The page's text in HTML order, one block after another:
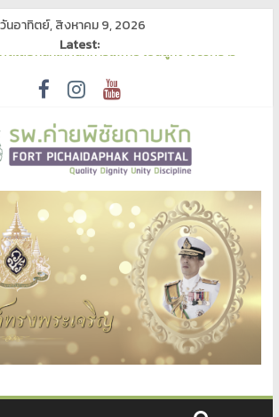
วันอาทิตย์, สิงหาคม 9, 2026
Latest:
เลือกนักเทคนิคการแพทย์ เป็นลูกจ้างชั่วคราว
ละร่างเอกสารจัดซื้อจัดจ้าง จ้างเหมาบริการฟอก
ทียมฯ ด้วยวิธีประกวดราคาอิเล็กทรอนิกส์ เพื่อรับฟัง
การจัดซื้อจัดจ้าง ประจำปีงบประมาณ พ.ศ. 2570
อราคา ประกวดราคาซื้อเครื่องนวดหัวใจแบบ
Chest Compression)
ซื้อเครื่องนวดหัวใจแบบอัตโนมัติ (Automated